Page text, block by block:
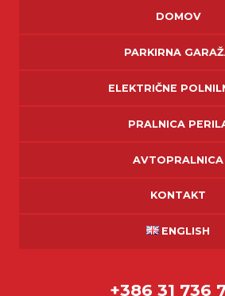
DOMOV
PARKIRNA
ELEKTRIČNE
PRALNICA
AVTOPRALNICA
KONTAKT
ENGLISH
+386 31 736